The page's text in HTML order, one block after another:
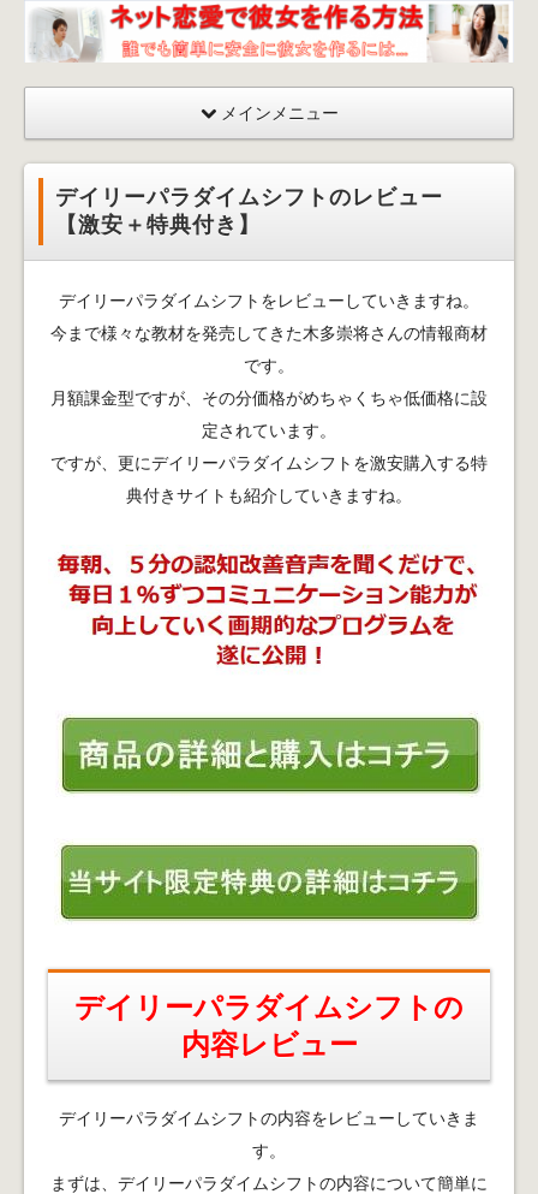
ネッ
ト恋
する
彼女
を作
出会
い
口説
ニュ
メインメニュー
デイリーパラダイムシフトのレビュー
【激安＋特典付き】
デイリーパラダイムシフトをレビューしていきますね。
今まで様々な教材を発売してきた木多崇将さんの情報商材
です。
月額課金型ですが、その分価格がめちゃくちゃ低価格に設
定されています。
ですが、更にデイリーパラダイムシフトを激安購入する特
典付きサイトも紹介していきますね。
デイリーパラダイムシフトの
内容レビュー
デイリーパラダイムシフトの内容をレビューしていきま
す。
まずは、デイリーパラダイムシフトの内容について簡単に